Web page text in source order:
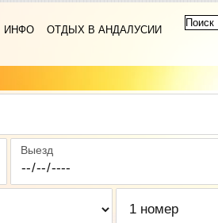
ИНФО
ОТДЫХ В АНДАЛУСИИ
Выезд